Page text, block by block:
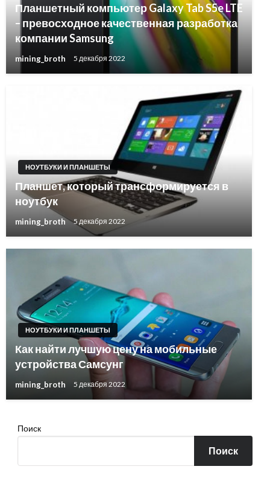
Планшетный компьютер Galaxy Tab S5e LTE
– превосходное качественная разработка
компании Samsung
mining_broth 5 декабря 2022
НОУТБУКИ И ПЛАНШЕТЫ
Планшет, который трансформируется в
ноутбук
mining_broth 5 декабря 2022
НОУТБУКИ И ПЛАНШЕТЫ
Как найти лучшую цену на мобильные
устройства Самсунг
mining_broth 5 декабря 2022
Поиск
Поиск